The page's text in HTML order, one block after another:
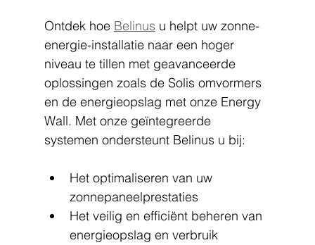
Ontdek hoe Belinus u helpt uw zonne-
energie-installatie naar een hoger
niveau te tillen met geavanceerde
oplossingen zoals de Solis omvormers
en de energieopslag met onze Energy
Wall. Met onze geïntegreerde
systemen ondersteunt Belinus u bij:
Het optimaliseren van uw
zonnepaneelprestaties
Het veilig en efficiënt beheren van
energieopslag en verbruik